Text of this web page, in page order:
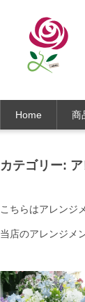
Home 商
カテゴリー:
こちらはアレンジ
当店のアレンジメ